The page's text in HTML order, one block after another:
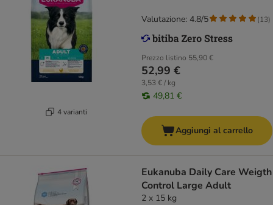
4 varianti
Prezzo listino 55,90 €
52,99 €
3,53 € / kg
49,81 €
Valutazione: 4.8/5 (13)
Aggiungi al carrello
Eukanuba Daily Care Weigth
Control Large Adult
2 x 15 kg